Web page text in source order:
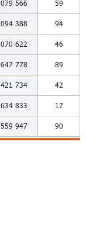
079 566 59
094 388 94
070 622 46
647 778 89
421 734 42
634 833 17
559 947 90